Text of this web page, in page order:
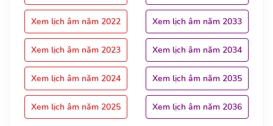
Xem lịch âm năm 2022
Xem lịch âm năm 2023
Xem lịch âm năm 2024
Xem lịch âm năm 2025
Xem lịch âm năm 2033
Xem lịch âm năm 2034
Xem lịch âm năm 2035
Xem lịch âm năm 2036